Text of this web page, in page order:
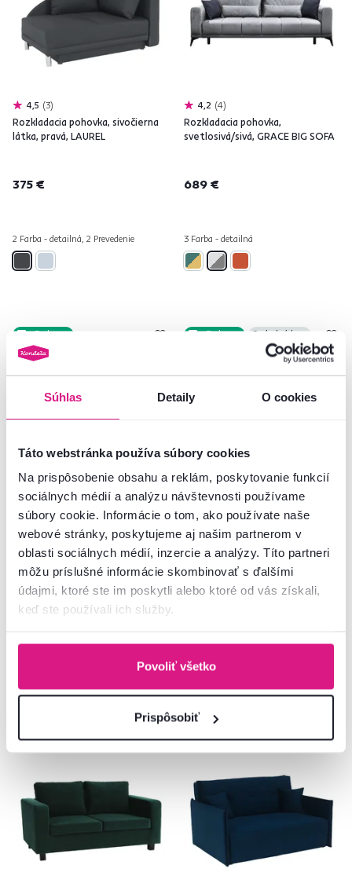
Súhlas Detaily O cookies
Táto webstránka používa súbory cookies
Na prispôsobenie obsahu a reklám, poskytovanie funkcií
sociálnych médií a analýzu návštevnosti používame
súbory cookie. Informácie o tom, ako používate naše
webové stránky, poskytujeme aj našim partnerom v
oblasti sociálnych médií, inzercie a analýzy. Títo partneri
môžu príslušné informácie skombinovať s ďalšími
údajmi, ktoré ste im poskytli alebo ktoré od vás získali,
keď ste používali ich služby.
Povoliť všetko
Prispôsobiť
4,5 3
Rozkladacia pohovka, sivočierna
látka, pravá, LAUREL
375 €
2 Farba - detailná, 2 Prevedenie
4,2 4
Rozkladacia pohovka,
svetlosivá/sivá, GRACE BIG SOFA
689 €
3 Farba - detailná
Zadarmo
Trojsed, rozkladací, hnedá
Savana/vzor, MILO
709 €
Zadarmo Posledné kusy
Rozkladacia pohovka,
svetlomodrá látka, ľavá, LAUREL
375 €